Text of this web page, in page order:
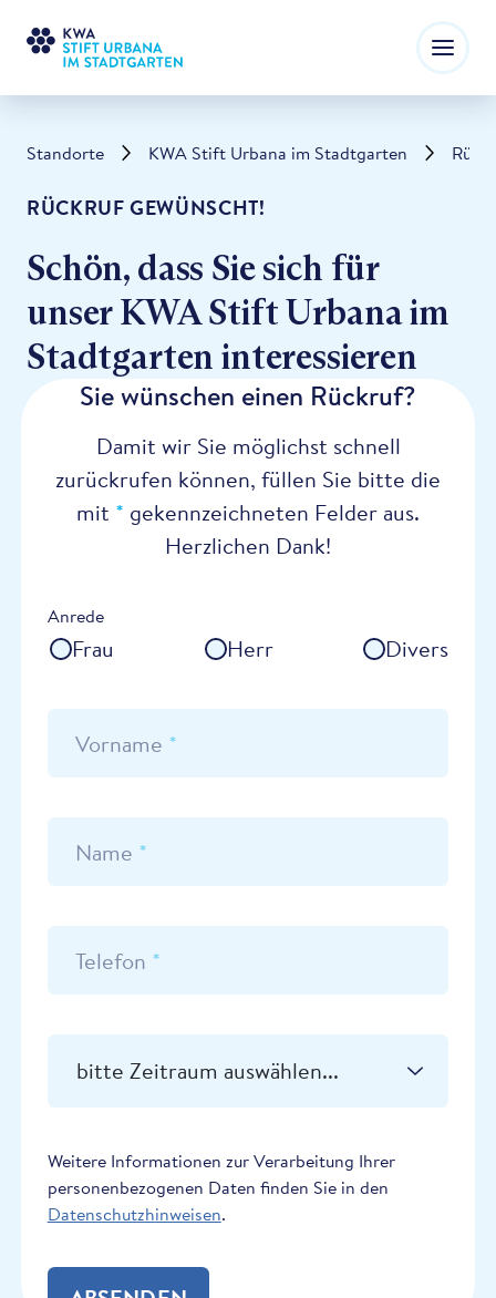
Standorte KWA Stift Urbana im Stadtgarten
RÜCKRUF GEWÜNSCHT!
Schön, dass Sie sich für
unser KWA Stift Urbana im
Stadtgarten interessieren
Sie wünschen einen Rückruf?
Damit wir Sie möglichst schnell
zurückrufen können, füllen Sie bitte die
mit * gekennzeichneten Felder aus.
Herzlichen Dank!
Anrede
Frau Herr Divers
Vorname *
Name *
Telefon *
Weitere Informationen zur Verarbeitung Ihrer
personenbezogenen Daten finden Sie in den
Datenschutzhinweisen.